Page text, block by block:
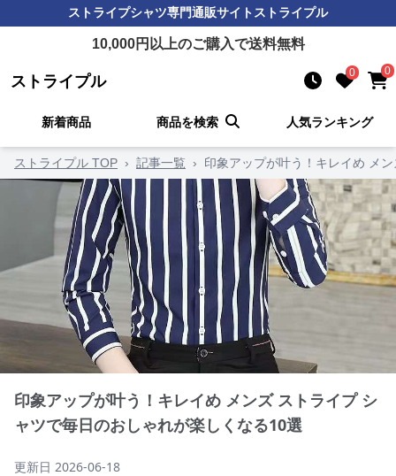
ストライプシャツ専門通販サイト ストライプル
10,000円以上のご購入で送料無料
ストライプル 0 0
新着商品 商品を検索 人気ランキング
ストライプル TOP › 記事一覧 › 印象アップが叶う！キレイめ メ
印象アップが叶う！キレイめ メンズ ストライプ シ
ャツで毎日のおしゃれが楽しくなる10選
更新日 2026-06-18